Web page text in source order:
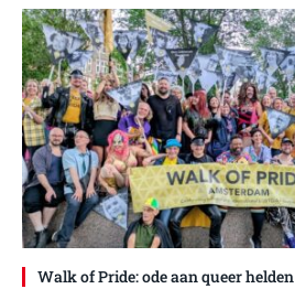
Walk of Pride: ode aan queer helden